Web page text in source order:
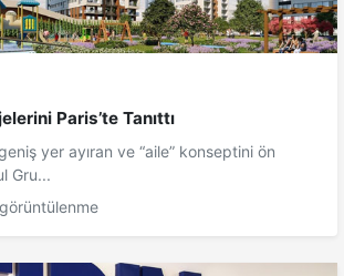
Paris’te Tanıttı
yer ayıran ve “aile” konseptini ön
Gru...